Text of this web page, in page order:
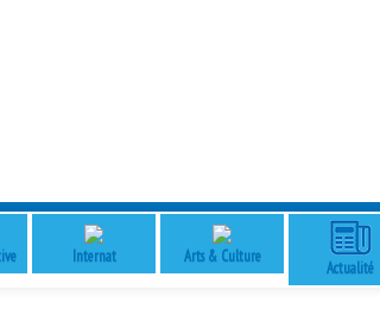
Internat Arts & Culture
Actualité